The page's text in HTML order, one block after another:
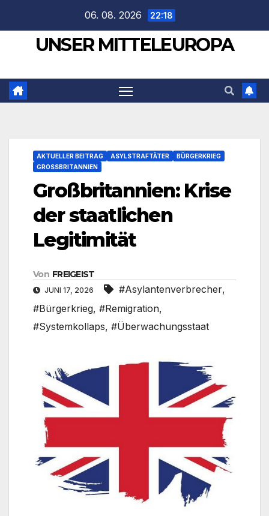
springen
06. 08. 2026 22:18
UNSER MITTELEUROPA
AKTUELLER BEITRAG ASYLSTRAFTÄTER
BÜRGERKRIEG
GROSSBRITANNIEN
Großbritannien: Krise
der staatlichen
Legitimität
Von FREIGEIST
JUNI 17, 2026 #Asylantenverbrecher,
#Bürgerkrieg, #Remigration,
#Systemkollaps, #Überwachungsstaat